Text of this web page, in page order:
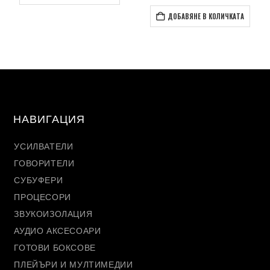
ДОБАВЯНЕ В КОЛИЧКАТА
НАВИГАЦИЯ
УСИЛВАТЕЛИ
ГОВОРИТЕЛИ
СУБУФЕРИ
ПРОЦЕСОРИ
ЗВУКОИЗОЛАЦИЯ
АУДИО АКСЕСОАРИ
ГОТОВИ БОКСОВЕ
ПЛЕЙЪРИ И МУЛТИМЕДИИ